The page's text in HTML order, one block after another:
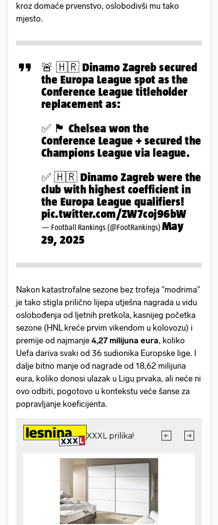
kroz domaće prvenstvo, oslobodivši mu tako
mjesto.
🚨 🇭🇷 Dinamo Zagreb secured
the Europa League spot as the
Conference League titleholder
replacement as:
✅ 🏴󠁧󠁢󠁥󠁮󠁧󠁿 Chelsea won the
Conference League + secured the
Champions League via league.
✅ 🇭🇷 Dinamo Zagreb were the
club with highest coefficient in
the Europa League qualifiers!
pic.twitter.com/ZW7coj96bW
— Football Rankings (@FootRankings) May
29, 2025
Nakon katastrofalne sezone bez trofeja "modrima"
je tako stigla prilično lijepa utješna nagrada u vidu
oslobođenja od ljetnih pretkola, kasnijeg početka
sezone (HNL kreće prvim vikendom u kolovozu) i
premije od najmanje 4,27 milijuna eura, koliko
Uefa dariva svaki od 36 sudionika Europske lige. I
dalje bitno manje od nagrade od 18,62 milijuna
eura, koliko donosi ulazak u Ligu prvaka, ali neće ni
ovo odbiti, pogotovo u kontekstu veće šanse za
popravljanje koeficijenta.